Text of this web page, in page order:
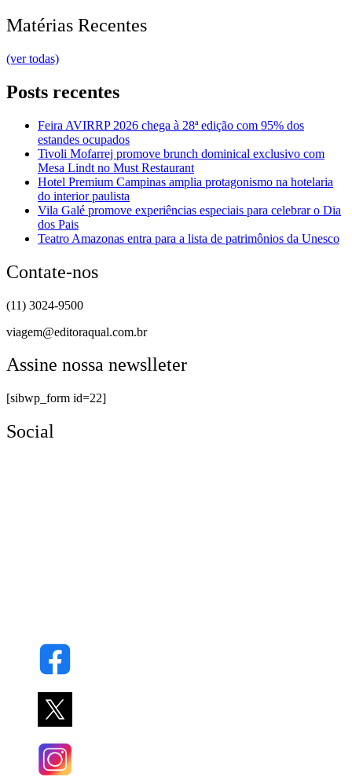
Matérias Recentes
(ver todas)
Posts recentes
Feira AVIRRP 2026 chega à 28ª edição com 95% dos
estandes ocupados
Tivoli Mofarrej promove brunch dominical exclusivo com
Mesa Lindt no Must Restaurant
Hotel Premium Campinas amplia protagonismo na hotelaria
do interior paulista
Vila Galé promove experiências especiais para celebrar o Dia
dos Pais
Teatro Amazonas entra para a lista de patrimônios da Unesco
Contate-nos
(11) 3024-9500
viagem@editoraqual.com.br
Assine nossa newslleter
[sibwp_form id=22]
Social